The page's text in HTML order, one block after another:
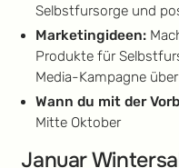
Selbstfursorge und
Marketingideen:
Produkte für
Media-Kampagne
Wann du mit der
Mitte Oktober
Januar